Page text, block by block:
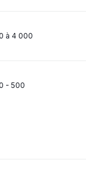
à 4 000
- 500